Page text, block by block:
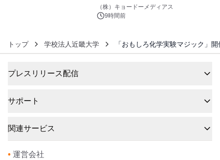
マジで来い』キービジュアル解禁！
（株）キョードーメディアス
9時間前
トップ 学校法人近畿大学 「おもしろ化学実験マジック
プレスリリース配信
サポート
関連サービス
• 運営会社